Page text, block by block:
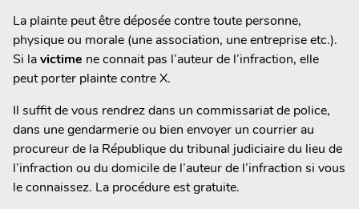
La plainte peut être déposée contre toute personne,
physique ou morale (une association, une entreprise etc.).
Si lavictime ne connait pas l’auteur de l’infraction, elle
peut porter plainte contre X.
Il suffit de vous rendrez dans un commissariat de police,
dans une gendarmerie ou bien envoyer un courrier au
procureur de la République du tribunal judiciaire du lieu de
l’infraction ou du domicile de l’auteur de l’infraction si vous
le connaissez. La procédure est gratuite.